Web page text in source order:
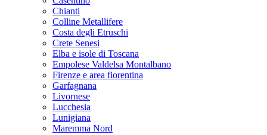
Chianti
Colline Metallifere
Costa degli Etruschi
Crete Senesi
Elba e isole di Toscana
Empolese Valdelsa Montalbano
Firenze e area fiorentina
Garfagnana
Livornese
Lucchesia
Lunigiana
Maremma Nord